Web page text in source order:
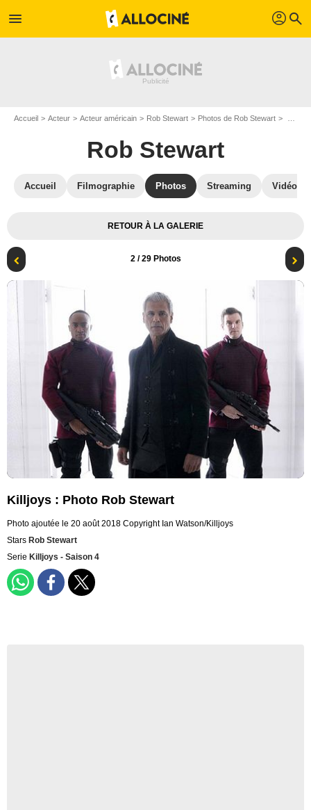
menu profil search
Accueil Acteur Acteur américain Rob Stewart Photos de Rob Stewart
Rob Stewart
Accueil Filmographie Photos Streaming Vidéos
RETOUR À LA GALERIE
2/ 29 Photos
Killjoys : Photo Rob Stewart
Photo ajoutée le 20 août 2018 Copyright Ian Watson/Killjoys
Stars Rob Stewart
Serie Killjoys - Saison 4